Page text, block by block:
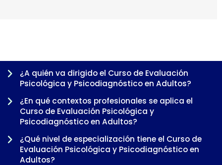
¿A quién va dirigido el Curso de Evaluación
Psicológica y Psicodiagnóstico en Adultos?
¿En qué contextos profesionales se aplica el
Curso de Evaluación Psicológica y
Psicodiagnóstico en Adultos?
¿Qué nivel de especialización tiene el Curso de
Evaluación Psicológica y Psicodiagnóstico en
Adultos?